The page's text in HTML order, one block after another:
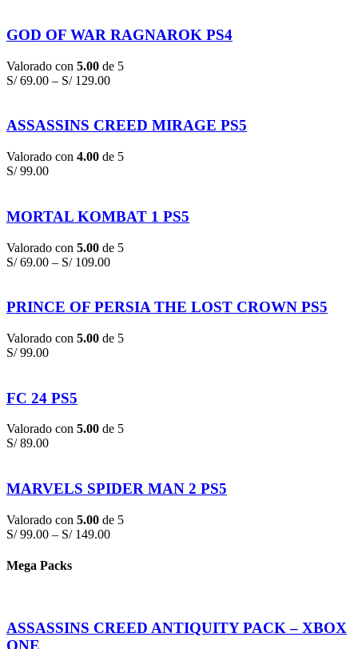
GOD OF WAR RAGNAROK PS4
Valorado con 5.00 de 5
S/69.00 – S/129.00
ASSASSINS CREED MIRAGE PS5
Valorado con 4.00 de 5
S/99.00
MORTAL KOMBAT 1 PS5
Valorado con 5.00 de 5
S/69.00 – S/109.00
PRINCE OF PERSIA THE LOST CROWN PS5
Valorado con 5.00 de 5
S/99.00
FC 24 PS5
Valorado con 5.00 de 5
S/89.00
MARVELS SPIDER MAN 2 PS5
Valorado con 5.00 de 5
S/99.00 – S/149.00
Mega Packs
ASSASSINS CREED ANTIQUITY PACK – XBOX
ONE